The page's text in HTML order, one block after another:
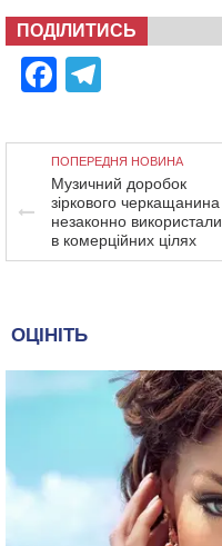
ПОДІЛИТИСЬ
Facebook
ПОПЕРЕДНЯ НОВИНА
Музичний доробок
зіркового черкащанина
незаконно використали
в комерційних цілях